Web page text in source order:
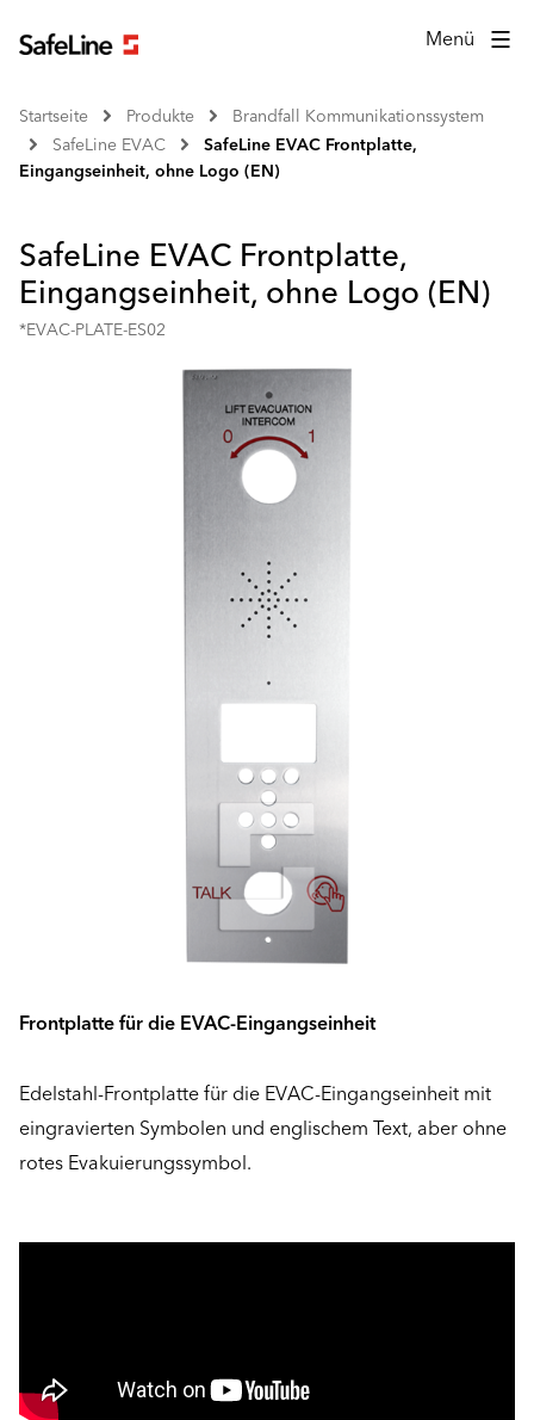
Menü
Startseite Produkte
Brandfall Kommunikationssystem
SafeLine EVAC
SafeLine EVAC Frontplatte,
Eingangseinheit, ohne Logo (EN)
SafeLine EVAC Frontplatte,
Eingangseinheit, ohne Logo (EN)
*EVAC-PLATE-ES02
Frontplatte für die EVAC-Eingangseinheit
Edelstahl-Frontplatte für die EVAC-Eingangseinheit mit
eingravierten Symbolen und englischem Text, aber ohne
rotes Evakuierungssymbol.